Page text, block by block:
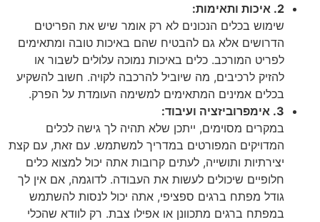
2. איכות ותאימות:
שימוש בכלים הנכונים לא רק אומר שיש את הפריטים
הדרושים אלא גם להבטיח שהם באיכות טובה ומתאימים
לפריט המורכב. כלים באיכות נמוכה עלולים לשבור או
להזיק לרכיבים, מה שיוביל להרכבה לקויה. חשוב להשקיע
בכלים אמינים המתאימים למשימה העומדת על הפרק.
3. אימפרוביזציה ועיבוד:
במקרים מסוימים, ייתכן שלא תהיה לך גישה לכלים
המדויקים המפורטים במדריך למשתמש. עם זאת, עם קצת
יצירתיות ותושייה, לעתים קרובות אתה יכול למצוא כלים
חלופיים שיכולים לעשות את העבודה. לדוגמה, אם אין לך
גודל מפתח ברגים ספציפי, אתה יכול לנסות להשתמש
במפתח ברגים מתכוונן או אפילו צבת. רק לוודא שהכלי